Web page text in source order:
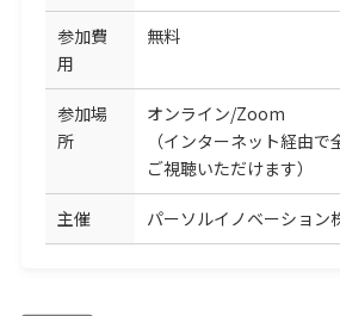
参加費
用
無料
参加場
所
オンライン/Zoom
（インターネット経由
ご視聴いただけます）
主催 パーソルイノベーション